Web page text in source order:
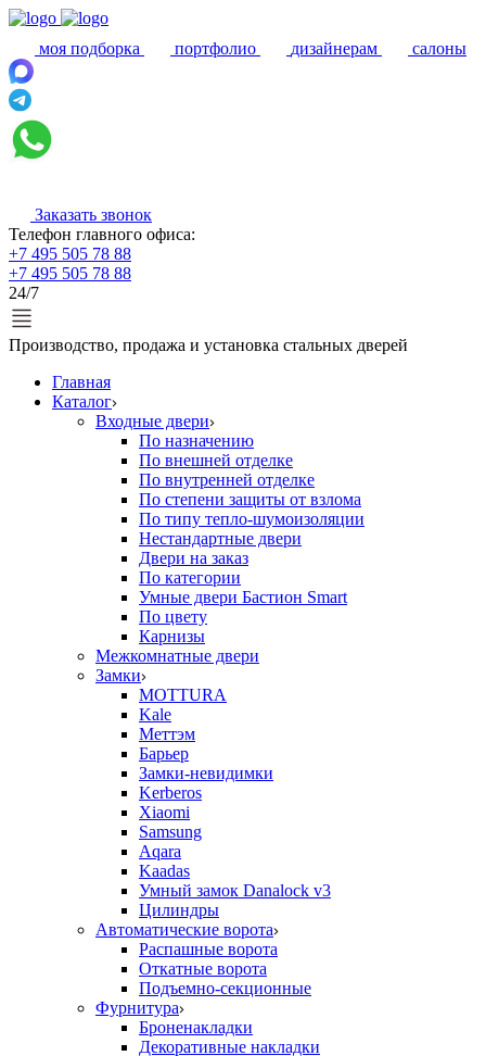
моя подборка портфолио дизайнерам салоны
Заказать звонок
Телефон главного офиса:
+7 495 505 78 88
+7 495 505 78 88
24/7
Производство, продажа и установка стальных дверей
Главная
Каталог
Входные двери
По назначению
По внешней отделке
По внутренней отделке
По степени защиты от взлома
По типу тепло-шумоизоляции
Нестандартные двери
Двери на заказ
По категории
Умные двери Бастион Smart
По цвету
Карнизы
Межкомнатные двери
Замки
MOTTURA
Kale
Меттэм
Барьер
Замки-невидимки
Kerberos
Xiaomi
Samsung
Aqara
Kaadas
Умный замок Danalock v3
Цилиндры
Автоматические ворота
Распашные ворота
Откатные ворота
Подъемно-секционные
Фурнитура
Броненакладки
Декоративные накладки